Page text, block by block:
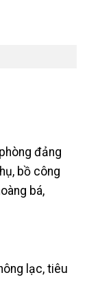
đảng
bồ công
bá,
lạc, tiêu